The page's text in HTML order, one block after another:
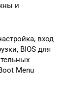
и
вход
BIOS для
Menu